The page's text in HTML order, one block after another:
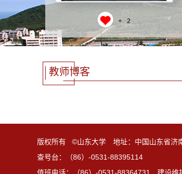
+ 2
教师博客
版权所有 ©山东大学 地址：中国山东省
查号台：（86）-0531-88395114